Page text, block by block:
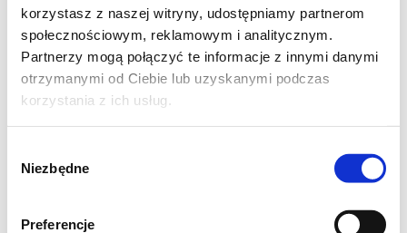
korzystasz z naszej witryny, udostępniamy partnerom
społecznościowym, reklamowym i analitycznym.
Partnerzy mogą połączyć te informacje z innymi danymi
otrzymanymi od Ciebie lub uzyskanymi podczas
korzystania z ich usług.
zgody
Niezbędne
Preferencje
🍴 likier Alchermes
🍴 opcjonalnie: Limoncello lub żółty
barwnik spożywczy
🍴 cukier kryształ
🍴 świeże listki mięty lub melisy